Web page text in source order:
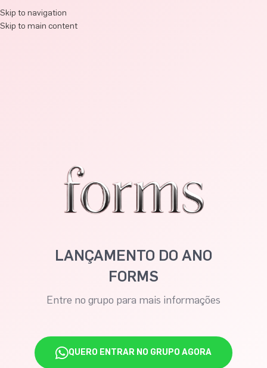
Skip to navigation
Skip to main content
LANÇAMENTO DO ANO
FORMS
Entre no grupo para mais informações
QUERO ENTRAR NO GRUPO AGORA